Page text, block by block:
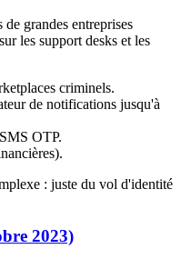
grandes entreprises
sur les support desks et les
criminels.
de notifications jusqu'à
OTP.
: juste du vol d'identité
2023)